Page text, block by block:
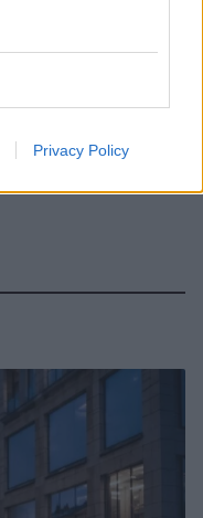
Privacy Policy